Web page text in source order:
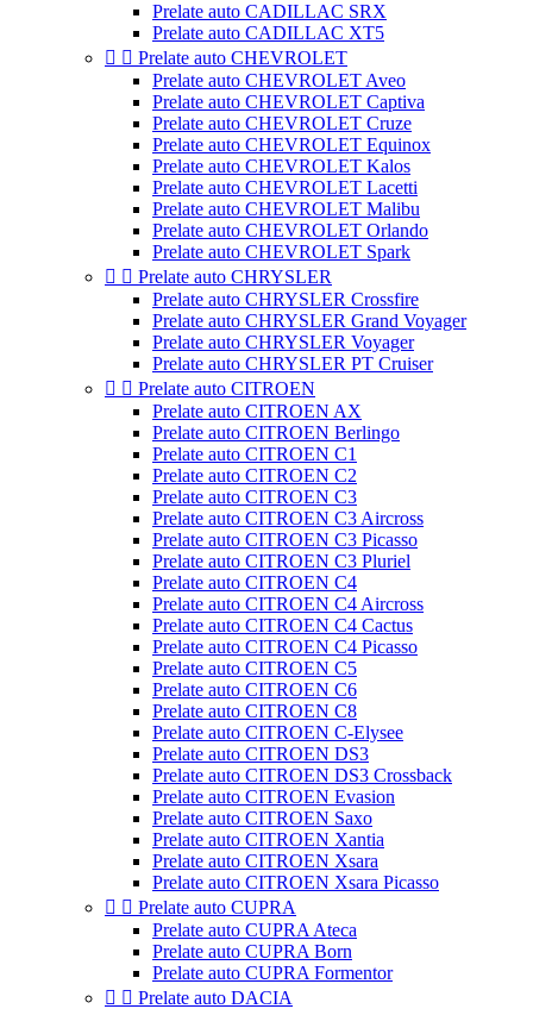
Prelate auto CADILLAC SRX
Prelate auto CADILLAC XT5
  Prelate auto CHEVROLET
Prelate auto CHEVROLET Aveo
Prelate auto CHEVROLET Captiva
Prelate auto CHEVROLET Cruze
Prelate auto CHEVROLET Equinox
Prelate auto CHEVROLET Kalos
Prelate auto CHEVROLET Lacetti
Prelate auto CHEVROLET Malibu
Prelate auto CHEVROLET Orlando
Prelate auto CHEVROLET Spark
  Prelate auto CHRYSLER
Prelate auto CHRYSLER Crossfire
Prelate auto CHRYSLER Grand Voyager
Prelate auto CHRYSLER Voyager
Prelate auto CHRYSLER PT Cruiser
  Prelate auto CITROEN
Prelate auto CITROEN AX
Prelate auto CITROEN Berlingo
Prelate auto CITROEN C1
Prelate auto CITROEN C2
Prelate auto CITROEN C3
Prelate auto CITROEN C3 Aircross
Prelate auto CITROEN C3 Picasso
Prelate auto CITROEN C3 Pluriel
Prelate auto CITROEN C4
Prelate auto CITROEN C4 Aircross
Prelate auto CITROEN C4 Cactus
Prelate auto CITROEN C4 Picasso
Prelate auto CITROEN C5
Prelate auto CITROEN C6
Prelate auto CITROEN C8
Prelate auto CITROEN C-Elysee
Prelate auto CITROEN DS3
Prelate auto CITROEN DS3 Crossback
Prelate auto CITROEN Evasion
Prelate auto CITROEN Saxo
Prelate auto CITROEN Xantia
Prelate auto CITROEN Xsara
Prelate auto CITROEN Xsara Picasso
  Prelate auto CUPRA
Prelate auto CUPRA Ateca
Prelate auto CUPRA Born
Prelate auto CUPRA Formentor
  Prelate auto DACIA